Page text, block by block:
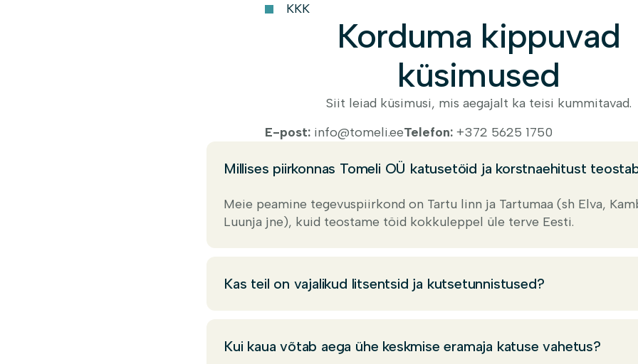
KKK
Korduma kippuvad
küsimused
Siit leiad küsimusi, mis aegajalt ka teisi kummitavad.
E-post: info@tomeli.eeTelefon: +372 5625 1750
Millises piirkonnas Tomeli OÜ katusetöid ja korstnaehitust
Meie peamine tegevuspiirkond on Tartu linn ja Tartumaa (sh Elva,
Luunja jne), kuid teostame töid kokkuleppel üle terve Eesti.
Kas teil on vajalikud litsentsid ja kutsetunnistused?
Kui kaua võtab aega ühe keskmise eramaja katuse vahetus?